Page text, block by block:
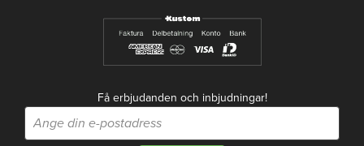
Få erbjudanden och inbjudningar!